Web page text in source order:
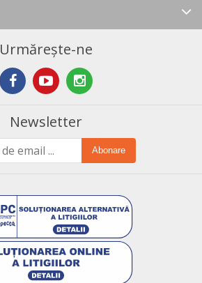
Urmărește-ne
Newsletter
Abonare